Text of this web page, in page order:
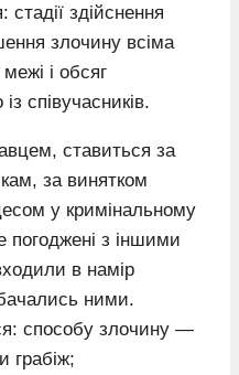
здійснення
злочину всіма
і обсяг
співучасників.
ставиться за
за винятком
у кримінальному
погоджені з іншими
в намір
ними.
способу злочину —
грабіж;